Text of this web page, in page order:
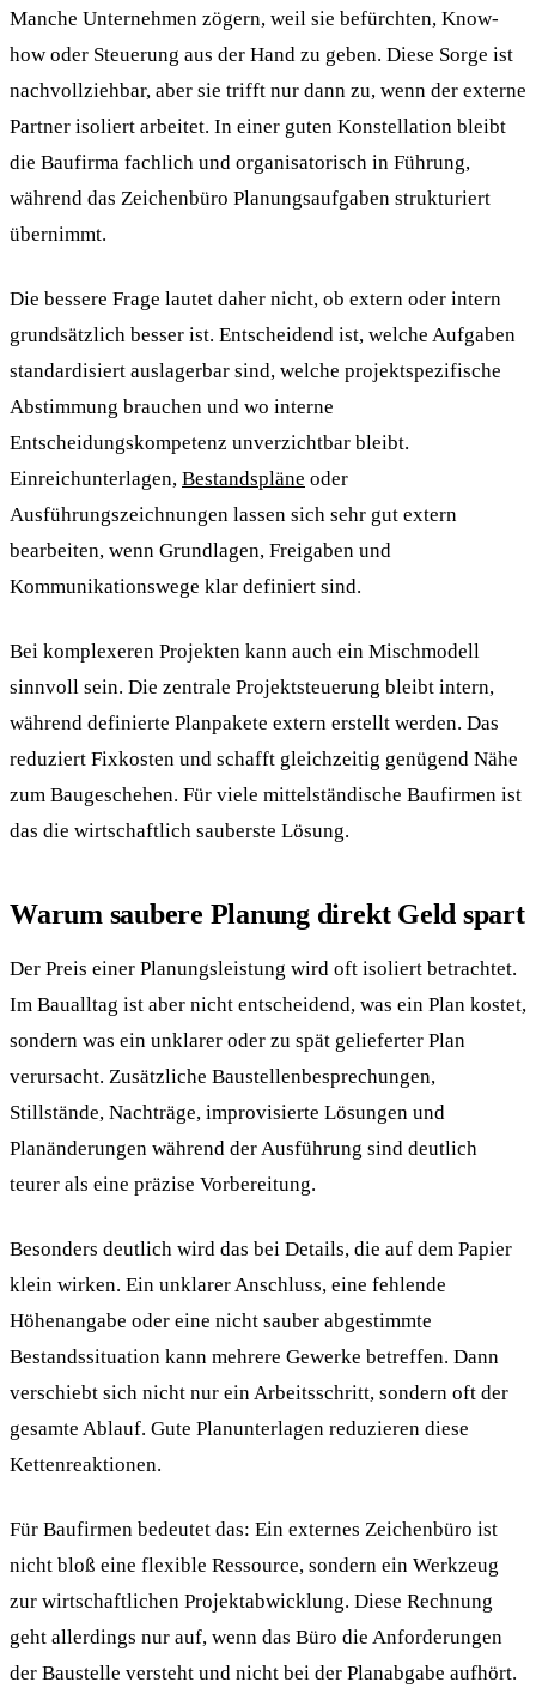
Manche Unternehmen zögern, weil sie befürchten, Know-
how oder Steuerung aus der Hand zu geben. Diese Sorge ist
nachvollziehbar, aber sie trifft nur dann zu, wenn der externe
Partner isoliert arbeitet. In einer guten Konstellation bleibt
die Baufirma fachlich und organisatorisch in Führung,
während das Zeichenbüro Planungsaufgaben strukturiert
übernimmt.
Die bessere Frage lautet daher nicht, ob extern oder intern
grundsätzlich besser ist. Entscheidend ist, welche Aufgaben
standardisiert auslagerbar sind, welche projektspezifische
Abstimmung brauchen und wo interne
Entscheidungskompetenz unverzichtbar bleibt.
Einreichunterlagen, Bestandspläne oder
Ausführungszeichnungen lassen sich sehr gut extern
bearbeiten, wenn Grundlagen, Freigaben und
Kommunikationswege klar definiert sind.
Bei komplexeren Projekten kann auch ein Mischmodell
sinnvoll sein. Die zentrale Projektsteuerung bleibt intern,
während definierte Planpakete extern erstellt werden. Das
reduziert Fixkosten und schafft gleichzeitig genügend Nähe
zum Baugeschehen. Für viele mittelständische Baufirmen ist
das die wirtschaftlich sauberste Lösung.
Warum saubere Planung direkt Geld spart
Der Preis einer Planungsleistung wird oft isoliert betrachtet.
Im Baualltag ist aber nicht entscheidend, was ein Plan kostet,
sondern was ein unklarer oder zu spät gelieferter Plan
verursacht. Zusätzliche Baustellenbesprechungen,
Stillstände, Nachträge, improvisierte Lösungen und
Planänderungen während der Ausführung sind deutlich
teurer als eine präzise Vorbereitung.
Besonders deutlich wird das bei Details, die auf dem Papier
klein wirken. Ein unklarer Anschluss, eine fehlende
Höhenangabe oder eine nicht sauber abgestimmte
Bestandssituation kann mehrere Gewerke betreffen. Dann
verschiebt sich nicht nur ein Arbeitsschritt, sondern oft der
gesamte Ablauf. Gute Planunterlagen reduzieren diese
Kettenreaktionen.
Für Baufirmen bedeutet das: Ein externes Zeichenbüro ist
nicht bloß eine flexible Ressource, sondern ein Werkzeug
zur wirtschaftlichen Projektabwicklung. Diese Rechnung
geht allerdings nur auf, wenn das Büro die Anforderungen
der Baustelle versteht und nicht bei der Planabgabe aufhört.